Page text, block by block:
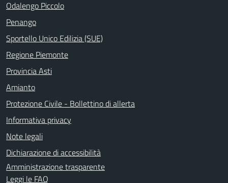
Odalengo Piccolo
Penango
Sportello Unico Edilizia (SUE)
Regione Piemonte
Provincia Asti
Amianto
Protezione Civile - Bollettino di allerta
Informativa privacy
Note legali
Dichiarazione di accessibilità
Amministrazione trasparente
Leggi le FAQ